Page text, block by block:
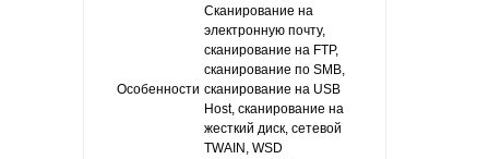
Особенности
Сканирование на
электронную почту,
сканирование на FTP,
сканирование по SMB,
сканирование на USB
Host, сканирование на
жесткий диск, сетевой
TWAIN, WSD